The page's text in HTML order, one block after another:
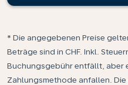
* Die angegebenen Preise
Beträge sind in CHF. Inkl.
Buchungsgebühr entfällt, aber
Zahlungsmethode anfallen.